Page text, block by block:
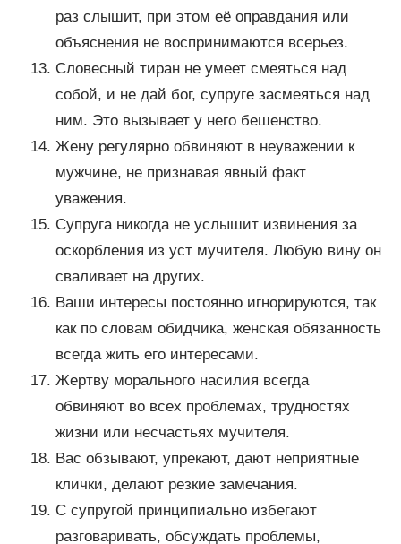
раз слышит, при этом её оправдания или
объяснения не воспринимаются всерьез.
Словесный тиран не умеет смеяться над
собой, и не дай бог, супруге засмеяться над
ним. Это вызывает у него бешенство.
Жену регулярно обвиняют в неуважении к
мужчине, не признавая явный факт
уважения.
Супруга никогда не услышит извинения за
оскорбления из уст мучителя. Любую вину он
сваливает на других.
Ваши интересы постоянно игнорируются, так
как по словам обидчика, женская обязанность
всегда жить его интересами.
Жертву морального насилия всегда
обвиняют во всех проблемах, трудностях
жизни или несчастьях мучителя.
Вас обзывают, упрекают, дают неприятные
клички, делают резкие замечания.
С супругой принципиально избегают
разговаривать, обсуждать проблемы,